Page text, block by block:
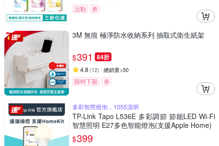
活動 券
3M 無痕 極淨防水收納系列 抽取式衛生紙架
$391 84折
4.8 (12) 總銷量>50
限時下殺 券
多彩智慧燈泡，1055流明
TP-Link Tapo L536E 多彩調節 節能LED Wi-Fi
智慧照明 E27多色智能燈泡(支援Apple Home)
$399